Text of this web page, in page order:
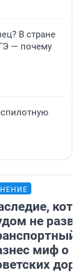
В стране
— почему
не
миф о